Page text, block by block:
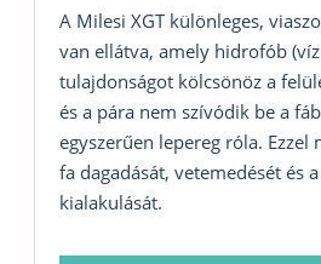
A Milesi XGT különleges,
van ellátva, amely hidrofób
tulajdonságot kölcsönöz a
és a pára nem szívódik be a
egyszerűen lepereg róla. Ezzel
fa dagadását, vetemedését és
kialakulását.